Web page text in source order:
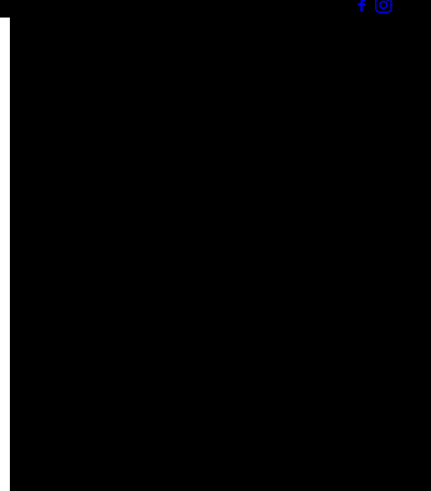
Button wird der Dialog geschlossen. Seine Funktionalität ist